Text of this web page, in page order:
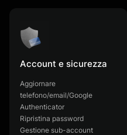
Account e sicurezza
Aggiornare
telefono/email/Google
Authenticator
Ripristina password
Gestione sub-account